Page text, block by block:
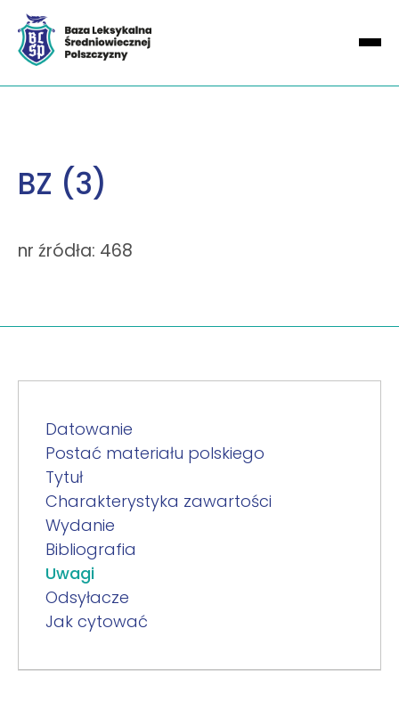
BZ (3)
nr źródła: 468
Datowanie
Postać materiału polskiego
Tytuł
Charakterystyka zawartości
Wydanie
Bibliografia
Uwagi
Odsyłacze
Jak cytować